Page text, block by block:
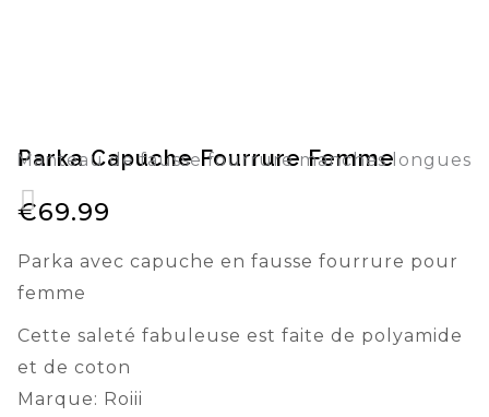
Parka Capuche Fourrure Femme
Manteau de fausse fourrure manches longues
€69.99
Parka avec capuche en fausse fourrure pour
femme
Cette saleté fabuleuse est faite de polyamide
et de coton
Marque: Roiii